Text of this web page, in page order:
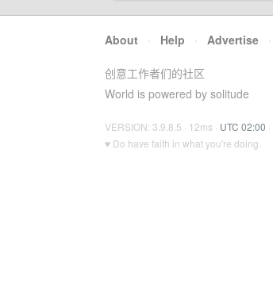
About · Help · Advertise ·
创意工作者们的社区
World is powered by solitude
VERSION: 3.9.8.5 · 12ms · UTC 02:00 ·
♥ Do have faith in what you're doing.